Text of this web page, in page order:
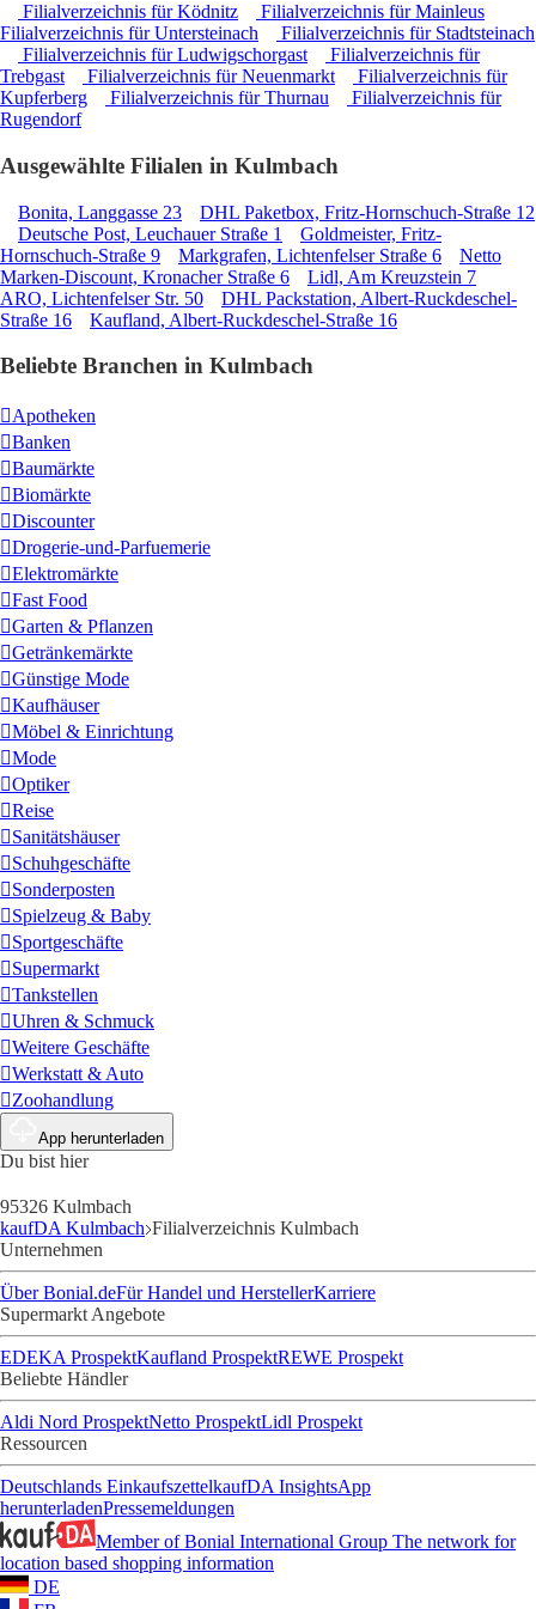
Filialverzeichnis für Ködnitz
Filialverzeichnis für Mainleus
Filialverzeichnis für Untersteinach
Filialverzeichnis für Stadtsteinach
Filialverzeichnis für Ludwigschorgast
Filialverzeichnis für
Trebgast
Filialverzeichnis für Neuenmarkt
Filialverzeichnis für
Kupferberg
Filialverzeichnis für Thurnau
Filialverzeichnis für
Rugendorf
Ausgewählte Filialen in Kulmbach
Bonita, Langgasse 23
DHL Paketbox, Fritz-Hornschuch-Straße 12
Deutsche Post, Leuchauer Straße 1
Goldmeister, Fritz-
Hornschuch-Straße 9
Markgrafen, Lichtenfelser Straße 6
Netto
Marken-Discount, Kronacher Straße 6
Lidl, Am Kreuzstein 7
ARO, Lichtenfelser Str. 50
DHL Packstation, Albert-Ruckdeschel-
Straße 16
Kaufland, Albert-Ruckdeschel-Straße 16
Beliebte Branchen in Kulmbach
Apotheken
Banken
Baumärkte
Biomärkte
Discounter
Drogerie-und-Parfuemerie
Elektromärkte
Fast Food
Garten & Pflanzen
Getränkemärkte
Günstige Mode
Kaufhäuser
Möbel & Einrichtung
Mode
Optiker
Reise
Sanitätshäuser
Schuhgeschäfte
Sonderposten
Spielzeug & Baby
Sportgeschäfte
Supermarkt
Tankstellen
Uhren & Schmuck
Weitere Geschäfte
Werkstatt & Auto
Zoohandlung
App herunterladen
Du bist hier
95326 Kulmbach
kaufDA Kulmbach Filialverzeichnis Kulmbach
Unternehmen
Über Bonial.deFür Handel und HerstellerKarriere
Supermarkt Angebote
EDEKA ProspektKaufland ProspektREWE Prospekt
Beliebte Händler
Aldi Nord ProspektNetto ProspektLidl Prospekt
Ressourcen
Deutschlands EinkaufszettelkaufDA InsightsApp
herunterladenPressemeldungen
Member of Bonial International Group The network for
location based shopping information
DE